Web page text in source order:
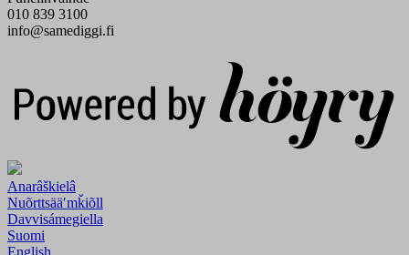
010 839 3100
info@samediggi.fi
Anarâškielâ
Nuõrttsääʹmǩiõll
Davvisámegiella
Suomi
English